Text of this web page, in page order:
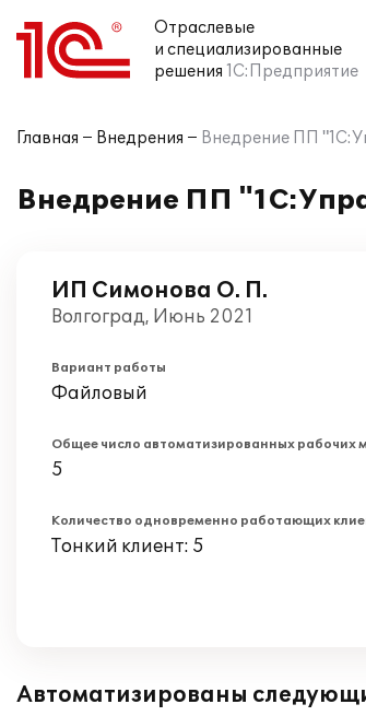
Отраслевые
и специализированные
решения 1С:Предприятие
Главная Внедрения Внедрение ПП
Внедрение ПП
ИП Симонова О. П.
Волгоград, Июнь 2021
Вариант работы
Файловый
Общее число автоматизированных рабочих
5
Количество одновременно работающих
Тонкий клиент: 5
Автоматизированы